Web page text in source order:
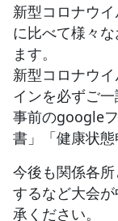
新型コロナウ
に比べて様々
ます。
新型コロナウ
インを必ずご一
事前のgoogle
書」「健康状態
今後も関係各
するなど大会
承ください。